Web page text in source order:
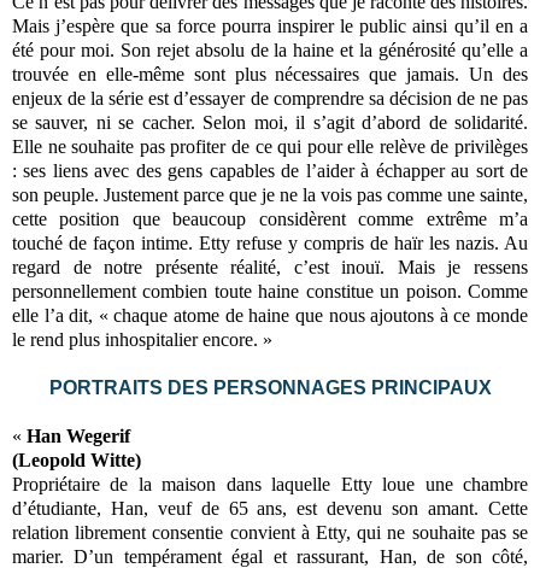
Mais j’espère que sa force pourra inspirer le public ainsi qu’il en a
été pour moi. Son rejet absolu de la haine et la générosité qu’elle a
trouvée en elle-même sont plus nécessaires que jamais. Un des
enjeux de la série est d’essayer de comprendre sa décision de ne pas
se sauver, ni se cacher. Selon moi, il s’agit d’abord de solidarité.
Elle ne souhaite pas profiter de ce qui pour elle relève de privilèges
: ses liens avec des gens capables de l’aider à échapper au sort de
son peuple. Justement parce que je ne la vois pas comme une sainte,
cette position que beaucoup considèrent comme extrême m’a
touché de façon intime. Etty refuse y compris de haïr les nazis. Au
regard de notre présente réalité, c’est inouï. Mais je ressens
personnellement combien toute haine constitue un poison. Comme
elle l’a dit, « chaque atome de haine que nous ajoutons à ce monde
le rend plus inhospitalier encore. »
PORTRAITS DES PERSONNAGES PRINCIPAUX
« Han Wegerif
(Leopold Witte)
Propriétaire de la maison dans laquelle Etty loue une chambre
d’étudiante, Han, veuf de 65 ans, est devenu son amant. Cette
relation librement consentie convient à Etty, qui ne souhaite pas se
marier. D’un tempérament égal et rassurant, Han, de son côté,